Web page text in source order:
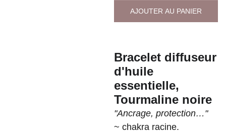
AJOUTER AU PANIER
Bracelet diffuseur
d'huile
essentielle,
Tourmaline noire
"Ancrage, protection…"
~ chakra racine.